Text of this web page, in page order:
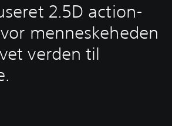
2.5D action-
menneskeheden
verden til